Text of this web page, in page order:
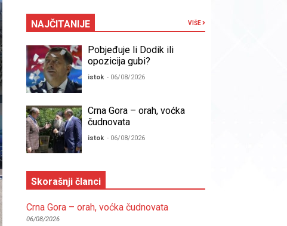
NAJČITANIJE VIŠE
Pobjeđuje li Dodik ili
opozicija gubi?
istok - 06/08/2026
Crna Gora – orah, voćka
čudnovata
istok - 06/08/2026
Skorašnji članci
Crna Gora – orah, voćka čudnovata
06/08/2026